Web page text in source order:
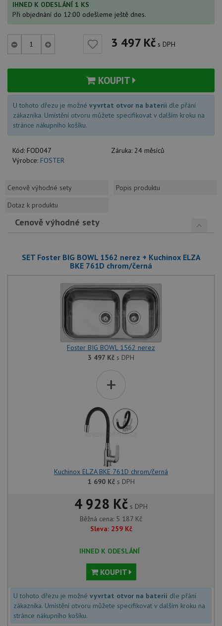
IHNED K ODESLÁNÍ 1 KS
Při objednání do 12:00 odešleme ještě dnes.
3 497 Kč s DPH
KOUPIT
U tohoto dřezu je možné vyvrtat otvor na baterii dle přání
zákazníka. Umístění otvoru můžete specifikovat v dalším kroku na
stránce nákupního košíku.
Kód: FOD047 Záruka: 24 měsíců
Výrobce: FOSTER
Cenově výhodné sety
Popis produktu
Dotaz k produktu
Cenově výhodné sety
SET Foster BIG BOWL 1562 nerez + Kuchinox ELZA
BKE 761D chrom/černá
Foster BIG BOWL 1562 nerez
3 497 Kč s DPH
+
Kuchinox ELZA BKE 761D chrom/černá
1 690 Kčs DPH
4 928 Kč s DPH
Běžná cena: 5 187 Kč
Sleva: 259 Kč
IHNED K ODESLÁNÍ
KOUPIT
U tohoto dřezu je možné vyvrtat otvor na baterii dle přání
zákazníka. Umístění otvoru můžete specifikovat v dalším kroku na
stránce nákupního košíku.